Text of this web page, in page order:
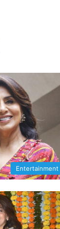
Entertainment